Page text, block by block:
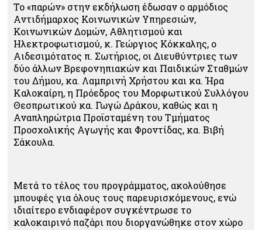
Το «παρών» στην εκδήλωση έδωσαν ο αρμόδιος
Αντιδήμαρχος Κοινωνικών Υπηρεσιών,
Κοινωνικών Δομών, Αθλητισμού και
Ηλεκτροφωτισμού, κ. Γεώργιος Κόκκαλης, ο
Αιδεσιμότατος π. Σωτήριος, οι Διευθύντριες των
δύο άλλων Βρεφονηπιακών και Παιδικών Σταθμών
του Δήμου, κα. Λαμπρινή Χρήστου και κα. Ήρα
Καλοκαίρη, η Πρόεδρος του Μορφωτικού Συλλόγου
Θεσπρωτικού κα. Γωγώ Δράκου, καθώς και η
Αναπληρώτρια Προϊσταμένη του Τμήματος
Προσχολικής Αγωγής και Φροντίδας, κα. Βιβή
Σάκουλα.
Μετά το τέλος του προγράμματος, ακολούθησε
μπουφές για όλους τους παρευρισκόμενους, ενώ
ιδιαίτερο ενδιαφέρον συγκέντρωσε το
καλοκαιρινό παζάρι που διοργανώθηκε στον χώρο